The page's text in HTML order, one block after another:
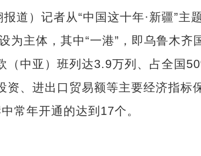
）记者从“中国这十年·新疆”主
为主体，其中“一港”，即乌鲁木齐
中亚）班列达3.9万列、占全国
、进出口贸易额等主要经济指标
常年开通的达到17个。